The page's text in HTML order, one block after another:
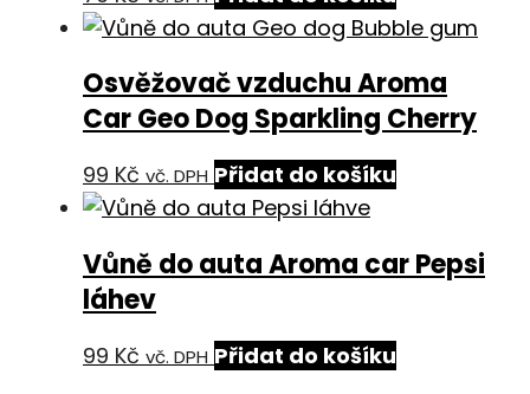
Osvěžovač vzduchu Aroma
Car Geo Dog Sparkling Cherry
99 Kč vč. DPH Přidat do košíku
Vůně do auta Aroma car Pepsi
láhev
99 Kč vč. DPH Přidat do košíku